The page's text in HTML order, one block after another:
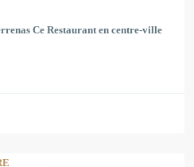
Ce Restaurant en centre-ville